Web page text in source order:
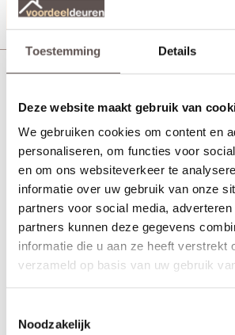
Toestemming Details
Deze website maakt gebruik van
We gebruiken cookies om content en
personaliseren, om functies voor
en om ons websiteverkeer te
informatie over uw gebruik van onze
partners voor social media,
partners kunnen deze gegevens
informatie die u aan ze heeft verstrekt
verzameld op basis van uw gebruik
Noodzakelijk
Cando Buitendeurbeslagpakket